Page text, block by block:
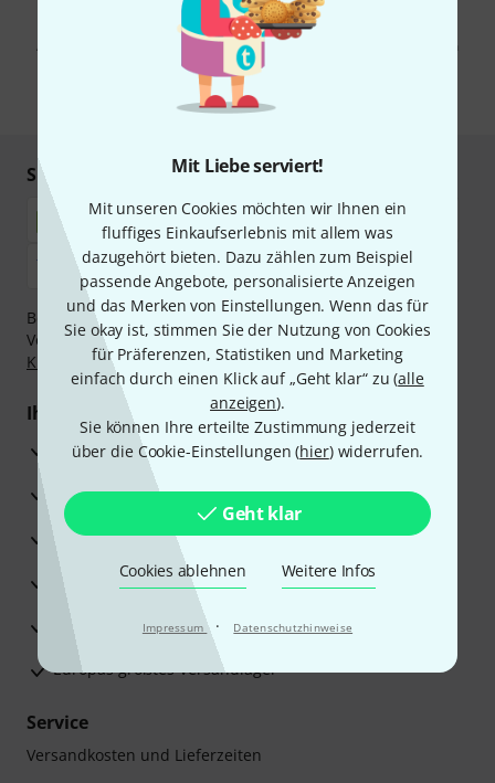
Mit Liebe serviert!
Mit unseren Cookies möchten wir Ihnen ein
fluffiges Einkaufserlebnis mit allem was
dazugehört bieten. Dazu zählen zum Beispiel
passende Angebote, personalisierte Anzeigen
und das Merken von Einstellungen. Wenn das für
Sie okay ist, stimmen Sie der Nutzung von Cookies
für Präferenzen, Statistiken und Marketing
einfach durch einen Klick auf „Geht klar“ zu (alle
anzeigen).
Sie können Ihre erteilte Zustimmung jederzeit
über die Cookie-Einstellungen (hier) widerrufen.
Geht klar
Cookies ablehnen Weitere Infos
Impressum · Datenschutzhinweise
Mit Klick auf „Jetzt anmelden“ stimmen Sie dem Erhalt von E-Mail-
Werbung und einer Messung des E-Mail-Nutzungsverhaltens zu. Die
Abmeldung ist jederzeit möglich. Weitere Informationen finden Sie in
unseren
Datenschutzhinweisen
* Pflichtfeld
Sicher einkaufen & bezahlen
Bezahlen Sie vertraulich und sicher per Nachnahme,
Vorkasse, PayPal, Amazon Pay,Klarna Sofort bezahlen,
Klarna Ratenzahlungoder Kreditkarte.
Ihre Vorteile
3 Jahre Thomann Garantie
30 Tage Money-Back-Garantie
Reparaturservice
Beratung durch Fachexperten
Zufriedenheitsgarantie
Europas größtes Versandlager
Service
Versandkosten und Lieferzeiten